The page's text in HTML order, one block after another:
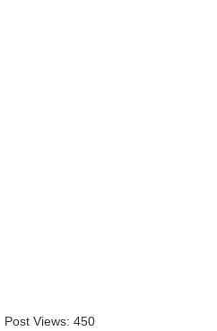
Post Views: 450